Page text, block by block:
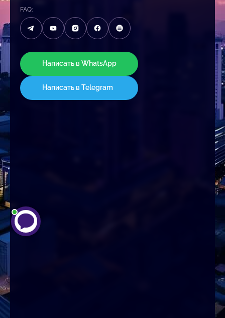
FAQ:
Написать в WhatsApp
Написать в Telegram